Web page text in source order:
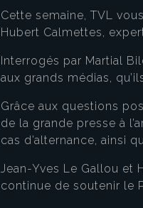
Cette semaine, TVL
Hubert Calmettes,
Interrogés par Martial
aux grands médias,
Grâce aux questions
de la grande presse à
cas d’alternance, ainsi
Jean-Yves Le Gallou et
continue de soutenir le